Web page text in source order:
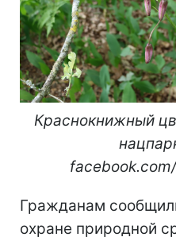
Краснокнижный
Гражданам
охране природной